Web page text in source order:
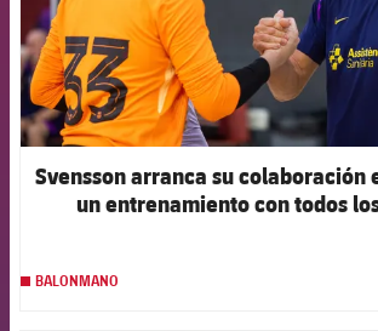
Svensson arranca su colaboración
un entrenamiento con todos
BALONMANO